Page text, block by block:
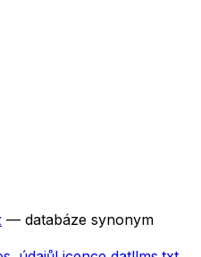
— databáze synonym